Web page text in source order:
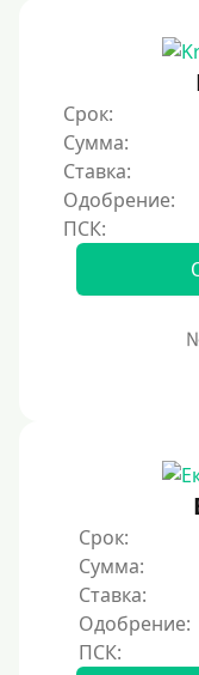
Срок:
Сумма:
Ставка:
Одобрение:
Срок:
Сумма:
Ставка:
Одобрение: